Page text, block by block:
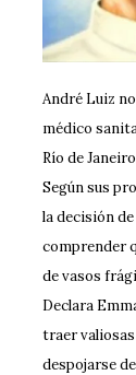
André Luiz
médico
Río de
Según sus
la decisión
comprender
de vasos
Declara
traer
despojarse